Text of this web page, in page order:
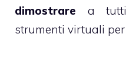
dimostrare a
strumenti virtuali per